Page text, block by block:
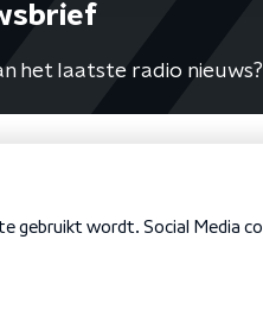
het laatste radio nieuws?